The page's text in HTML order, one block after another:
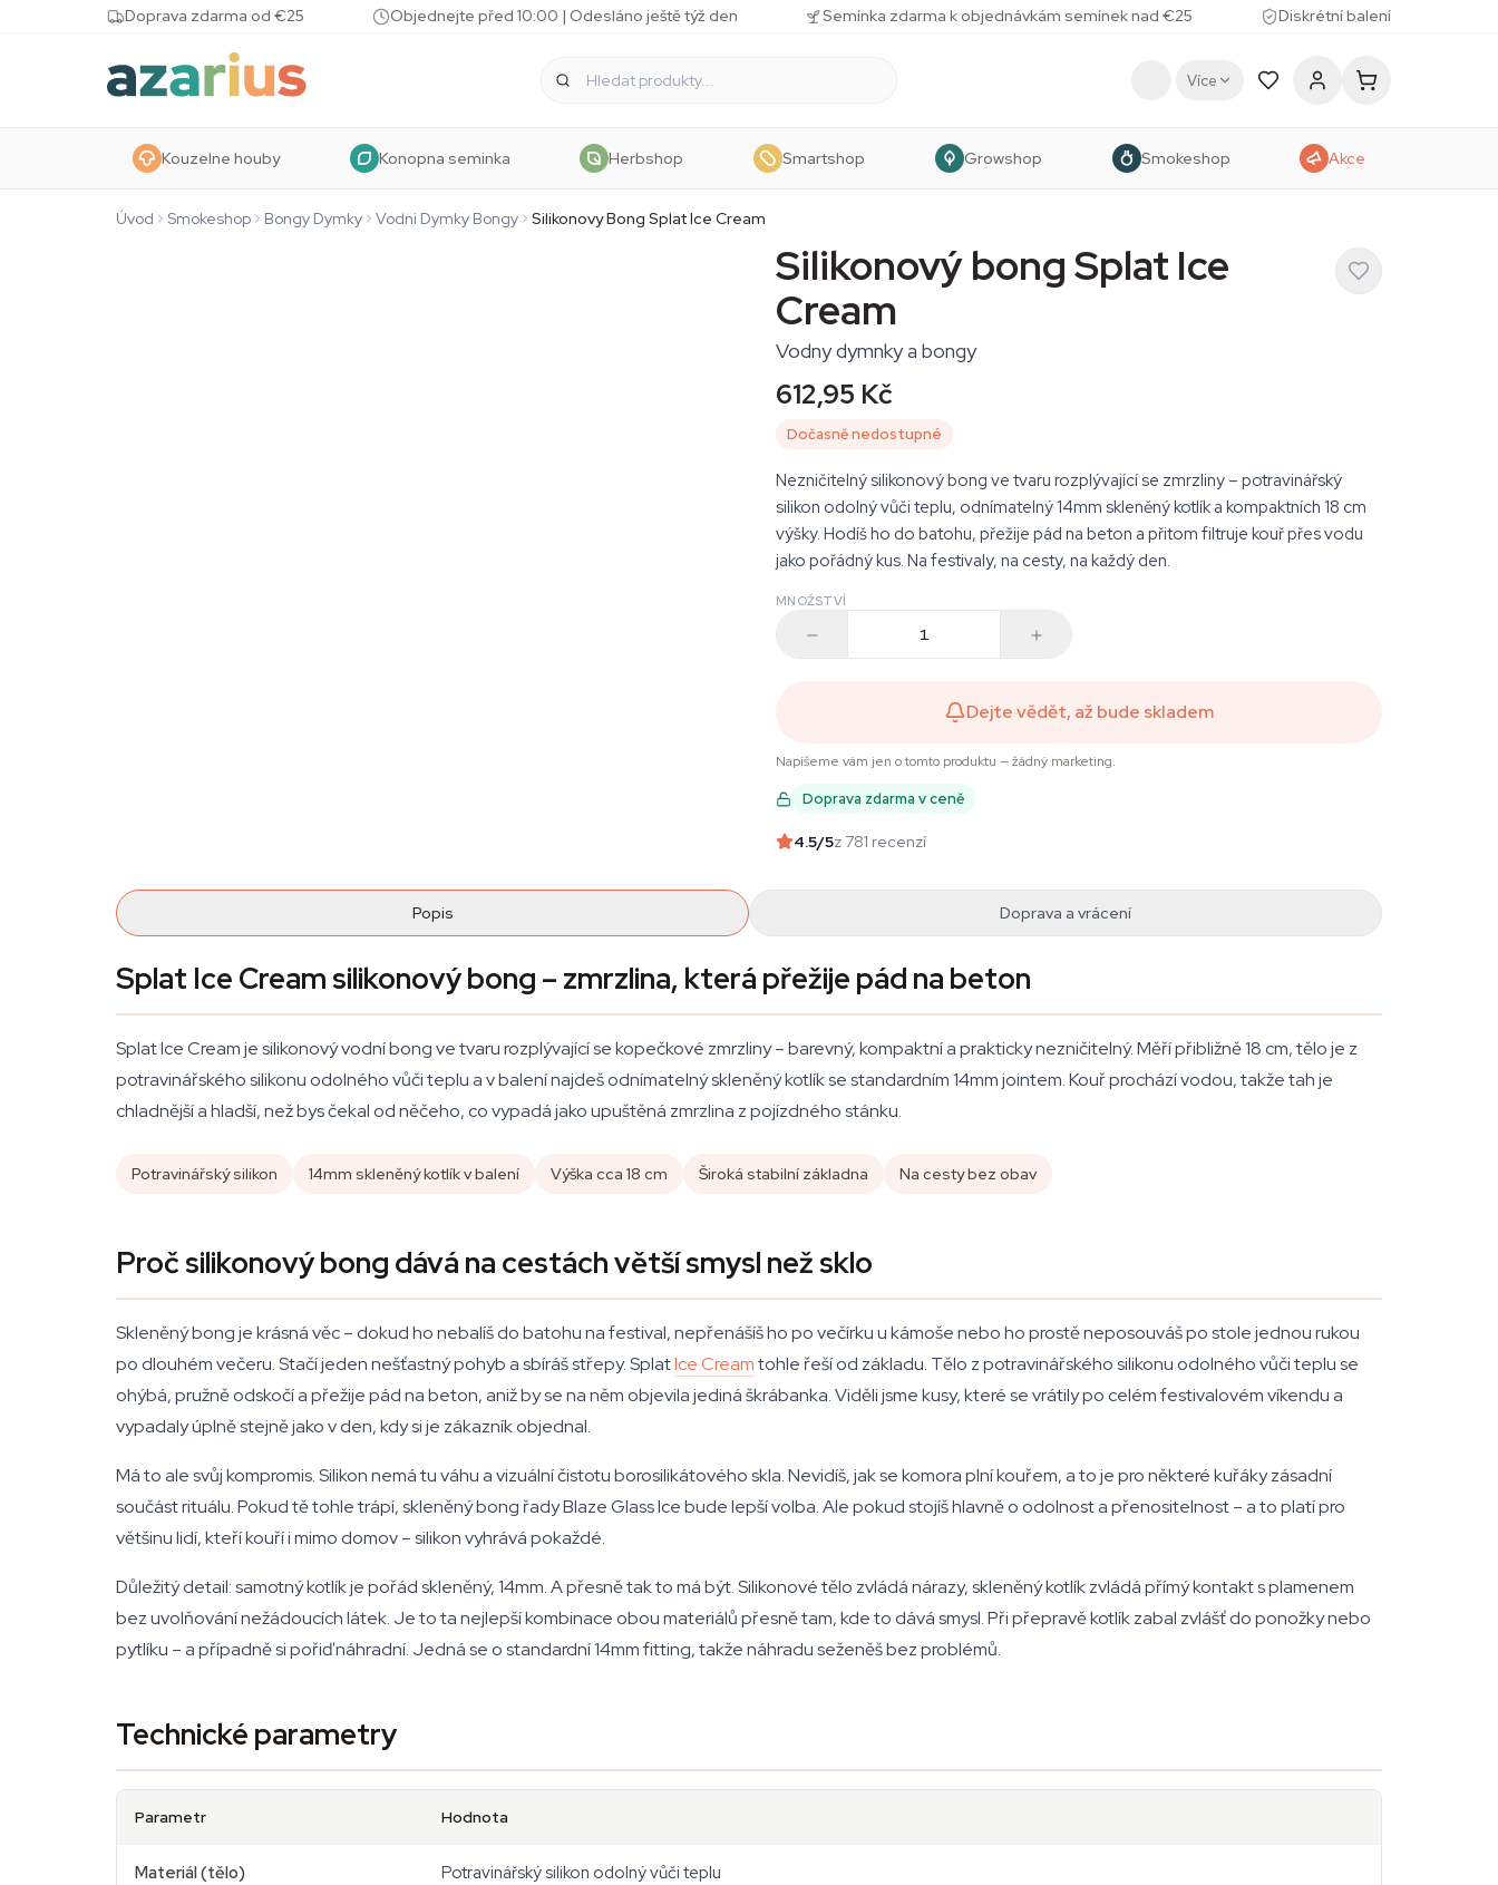
Skip to contentDoprava zdarma od €25 Objednejte před 10:00 | Odesláno ještě týž den Semínka zdarma k objednávkám semínek nad €25 Diskrétní balení
Více
Kouzelne houby Konopna seminka Herbshop Smartshop Growshop Smokeshop Akce
Úvod Smokeshop Bongy Dymky Vodni Dymky Bongy Silikonovy Bong Splat Ice Cream
Silikonový bong Splat Ice
Cream
Vodny dymnky a bongy
612,95 Kč
Dočasně nedostupné
Nezničitelný silikonový bong ve tvaru rozplývající se zmrzliny – potravinářský
silikon odolný vůči teplu, odnímatelný 14mm skleněný kotlík a kompaktních 18 cm
výšky. Hodíš ho do batohu, přežije pád na beton a přitom filtruje kouř přes vodu
jako pořádný kus. Na festivaly, na cesty, na každý den.
MNOŽSTVÍ
Dejte vědět, až bude skladem
Napíšeme vám jen o tomto produktu — žádný marketing.
Doprava zdarma v ceně
4.5/5z 781 recenzí
Popis Doprava a vrácení
Splat Ice Cream silikonový bong – zmrzlina, která přežije pád na beton
Splat Ice Cream je silikonový vodní bong ve tvaru rozplývající se kopečkové zmrzliny – barevný, kompaktní a prakticky nezničitelný. Měří přibližně 18 cm, tělo je z
potravinářského silikonu odolného vůči teplu a v balení najdeš odnímatelný skleněný kotlík se standardním 14mm jointem. Kouř prochází vodou, takže tah je
chladnější a hladší, než bys čekal od něčeho, co vypadá jako upuštěná zmrzlina z pojízdného stánku.
Potravinářský silikon 14mm skleněný kotlík v balení Výška cca 18 cm Široká stabilní základna Na cesty bez obav
Proč silikonový bong dává na cestách větší smysl než sklo
Skleněný bong je krásná věc – dokud ho nebalíš do batohu na festival, nepřenášíš ho po večírku u kámoše nebo ho prostě neposouváš po stole jednou rukou
po dlouhém večeru. Stačí jeden nešťastný pohyb a sbíráš střepy. SplatIce Creamtohle řeší od základu. Tělo z potravinářského silikonu odolného vůči teplu se
ohýbá, pružně odskočí a přežije pád na beton, aniž by se na něm objevila jediná škrábanka. Viděli jsme kusy, které se vrátily po celém festivalovém víkendu a
vypadaly úplně stejně jako v den, kdy si je zákazník objednal.
Má to ale svůj kompromis. Silikon nemá tu váhu a vizuální čistotu borosilikátového skla. Nevidíš, jak se komora plní kouřem, a to je pro některé kuřáky zásadní
součást rituálu. Pokud tě tohle trápí, skleněný bong řady Blaze Glass Ice bude lepší volba. Ale pokud stojíš hlavně o odolnost a přenositelnost – a to platí pro
většinu lidí, kteří kouří i mimo domov – silikon vyhrává pokaždé.
Důležitý detail: samotný kotlík je pořád skleněný, 14mm. A přesně tak to má být. Silikonové tělo zvládá nárazy, skleněný kotlík zvládá přímý kontakt s plamenem
bez uvolňování nežádoucích látek. Je to ta nejlepší kombinace obou materiálů přesně tam, kde to dává smysl. Při přepravě kotlík zabal zvlášť do ponožky nebo
pytlíku – a případně si pořiď náhradní. Jedná se o standardní 14mm fitting, takže náhradu seženěš bez problémů.
Technické parametry
Parametr Hodnota
Materiál (tělo) Potravinářský silikon odolný vůči teplu